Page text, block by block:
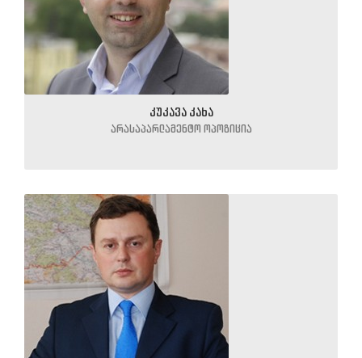
კუკავა კახა
არასაპარლამენტო ოპოზიცია